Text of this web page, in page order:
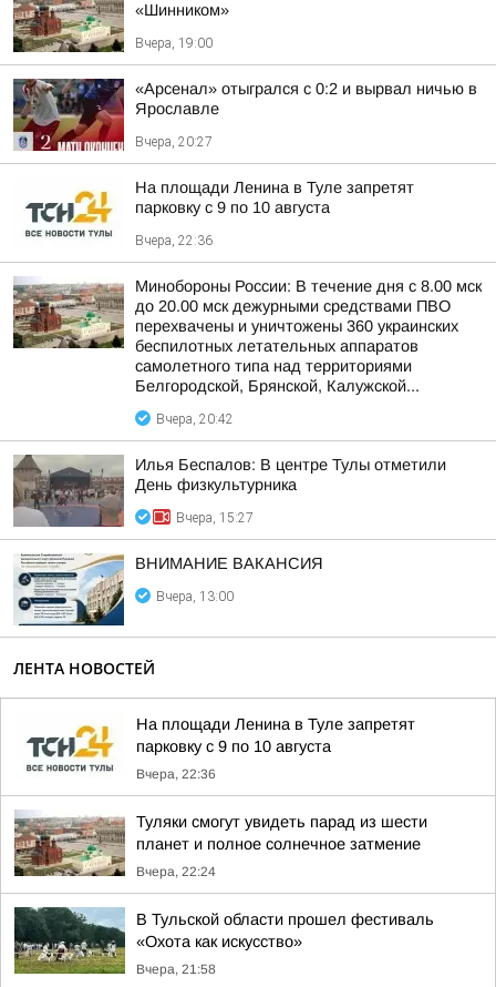
«Шинником»
Вчера, 19:00
«Арсенал» отыгрался с 0:2 и вырвал ничью в
Ярославле
Вчера, 20:27
На площади Ленина в Туле запретят
парковку с 9 по 10 августа
Вчера, 22:36
Минобороны России: В течение дня с 8.00 мск
до 20.00 мск дежурными средствами ПВО
перехвачены и уничтожены 360 украинских
беспилотных летательных аппаратов
самолетного типа над территориями
Белгородской, Брянской, Калужской...
Вчера, 20:42
Илья Беспалов: В центре Тулы отметили
День физкультурника
Вчера, 15:27
ВНИМАНИЕ ВАКАНСИЯ
Вчера, 13:00
ЛЕНТА НОВОСТЕЙ
На площади Ленина в Туле запретят
парковку с 9 по 10 августа
Вчера, 22:36
Туляки смогут увидеть парад из шести
планет и полное солнечное затмение
Вчера, 22:24
В Тульской области прошел фестиваль
«Охота как искусство»
Вчера, 21:58